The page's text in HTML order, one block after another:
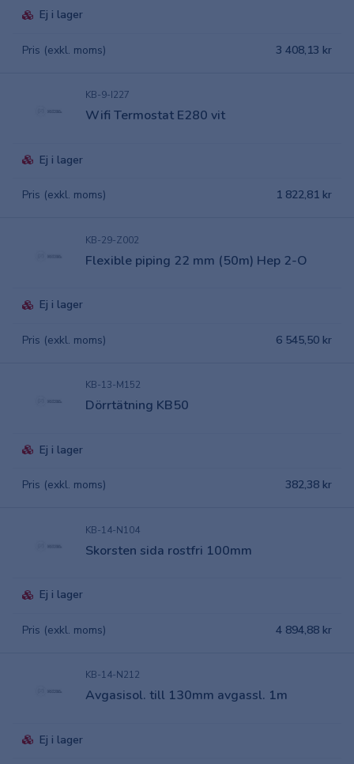
Ej i lager
Pris (exkl. moms) 3 408,13 kr
KB-9-I227
Wifi Termostat E280 vit
Ej i lager
Pris (exkl. moms) 1 822,81 kr
KB-29-Z002
Flexible piping 22 mm (50m) Hep 2-O
Ej i lager
Pris (exkl. moms) 6 545,50 kr
KB-13-M152
Dörrtätning KB50
Ej i lager
Pris (exkl. moms) 382,38 kr
KB-14-N104
Skorsten sida rostfri 100mm
Ej i lager
Pris (exkl. moms) 4 894,88 kr
KB-14-N212
Avgasisol. till 130mm avgassl. 1m
Ej i lager